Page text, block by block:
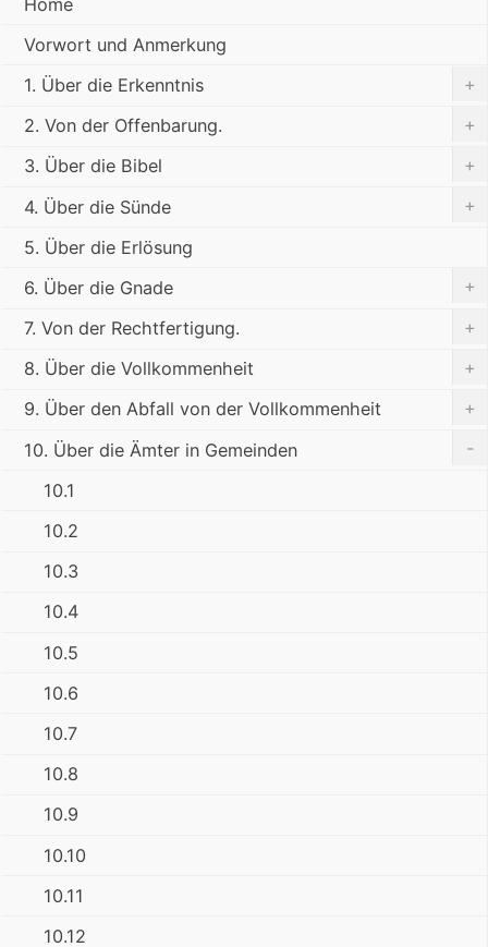
Vorwort und Anmerkung
1. Über die Erkenntnis
+
2. Von der Offenbarung.
+
3. Über die Bibel
+
4. Über die Sünde
+
5. Über die Erlösung
6. Über die Gnade
+
7. Von der Rechtfertigung.
+
8. Über die Vollkommenheit
+
9. Über den Abfall von der Vollkommenheit
+
10. Über die Ämter in Gemeinden
-
10.1
10.2
10.3
10.4
10.5
10.6
10.7
10.8
10.9
10.10
10.11
10.12